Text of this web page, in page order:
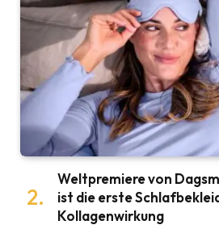
Weltpremiere von
ist die erste
Kollagenwirkung